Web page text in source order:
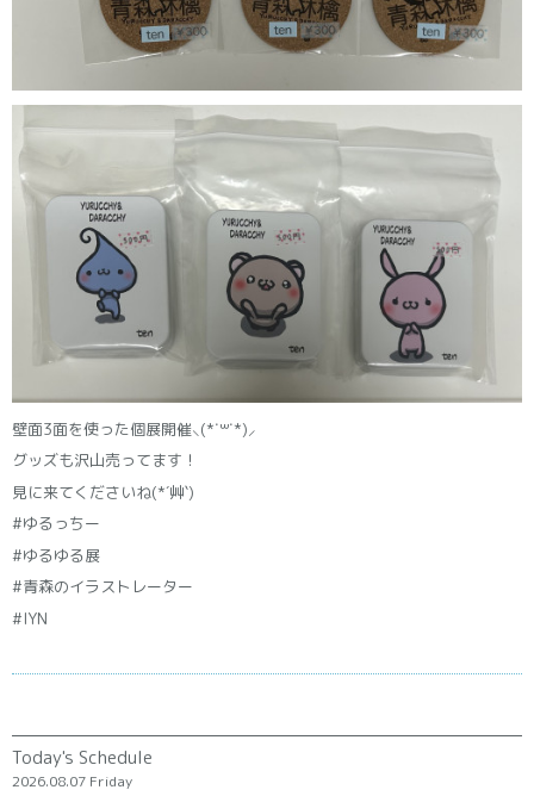
壁面3面を使った個展開催⸜(*˙꒳˙*)⸝
グッズも沢山売ってます！
見に来てくださいね(*´艸`)
#ゆるっちー
#ゆるゆる展
#青森のイラストレーター
#IYN
Today's Schedule
2026.08.07 Friday